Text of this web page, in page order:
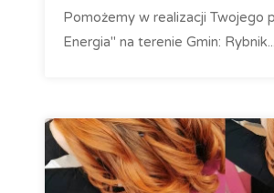
Pomożemy w realizacji Twojego
Energia" na terenie Gmin: Rybnik...